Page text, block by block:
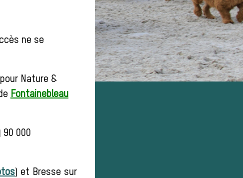
ne se
Nature &
Fontainebleau
90 000
) et Bresse sur